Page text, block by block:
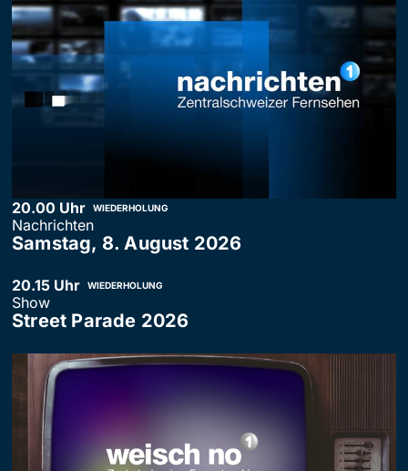
20.00 Uhr WIEDERHOLUNG
Nachrichten
Samstag, 8. August 2026
20.15 Uhr WIEDERHOLUNG
Show
Street Parade 2026